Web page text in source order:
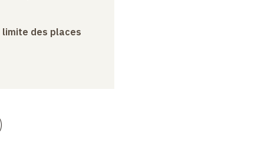
limite des places